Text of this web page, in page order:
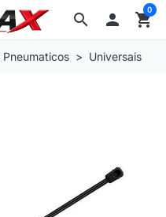
search  shopping_cart
0
Universais